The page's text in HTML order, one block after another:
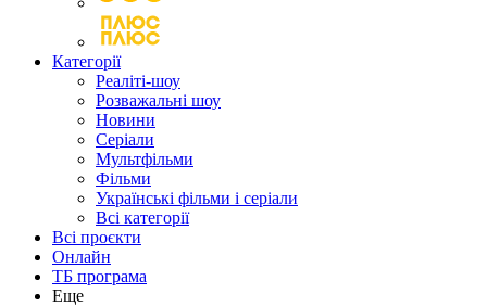
Категорії
Реаліті-шоу
Розважальні шоу
Новини
Серіали
Мультфільми
Фільми
Українські фільми і серіали
Всі категорії
Всі проєкти
Онлайн
ТБ програма
Еще